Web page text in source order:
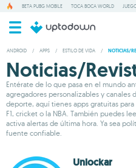
BETA PUBG MOBILE TOCA BOCA WORLD
ANDROID / APPS / ESTILO DE VIDA / NOTICIAS/
Noticias/
Entérate de lo que pasa en el mundo
agregadores personalizables y canales
deporte, aquí tienes apps gratuitas
F1, cricket o la NBA. También puedes
activa alertas de última hora. Ya sea
fuente confiable.
Unlockar